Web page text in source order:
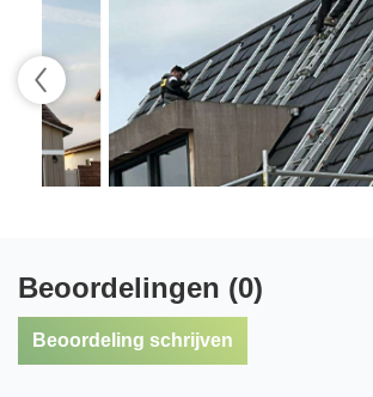
Beoordelingen (0)
Beoordeling schrijven